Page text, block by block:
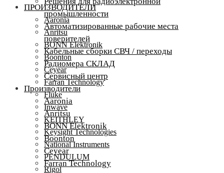
ПРОИЗВОДИТЕЛИ
Aaronia
Anritsu
BONN Elektronik
Boonton
Ceyear
Farran Technology
Fluke
Inwave
KEITHLEY
Keysight Technologies
National Instruments
PENDULUM
Rigol
промышленности
Автоматизированные рабочие места
поверителей
Кабельные сборки СВЧ / переходы
Радиомера СКЛАД
Сервисный центр
Производители
Aaronia
Anritsu
BONN Elektronik
Boonton
Ceyear
Farran Technology